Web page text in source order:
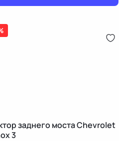
заднего моста Chevrolet
3